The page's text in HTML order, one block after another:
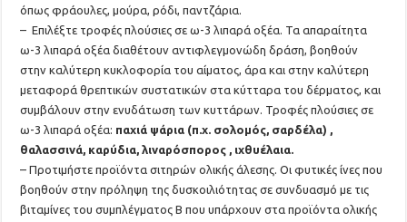
όπως φράουλες, μούρα, ρόδι, παντζάρια.
– Επιλέξτε τροφές πλούσιες σε ω-3 λιπαρά οξέα. Τα απαραίτητα
ω-3 λιπαρά οξέα διαθέτουν αντιφλεγμονώδη δράση, βοηθούν
στην καλύτερη κυκλοφορία του αίματος, άρα και στην καλύτερη
μεταφορά θρεπτικών συστατικών στα κύτταρα του δέρματος, και
συμβάλουν στην ενυδάτωση των κυττάρων. Τροφές πλούσιες σε
ω-3 λιπαρά οξέα: παχιά ψάρια (π.χ. σολομός, σαρδέλα) ,
θαλασσινά, καρύδια, λιναρόσπορος , ιχθυέλαια.
– Προτιμήστε προϊόντα σιτηρών ολικής άλεσης. Οι φυτικές ίνες που
βοηθούν στην πρόληψη της δυσκοιλιότητας σε συνδυασμό με τις
βιταμίνες του συμπλέγματος B που υπάρχουν στα προϊόντα ολικής